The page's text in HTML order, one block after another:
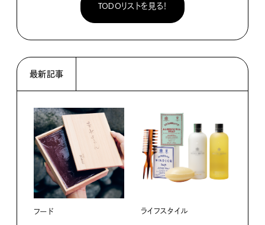
TODOリストを見る！
最新記事
フード ライフスタイル